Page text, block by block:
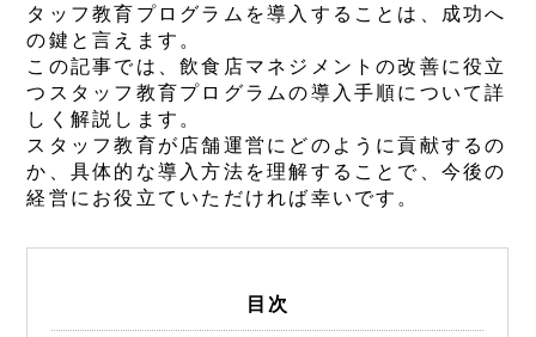
タッフ教育プログラムを導入することは、成功へ
の鍵と言えます。
この記事では、飲食店マネジメントの改善に役立
つスタッフ教育プログラムの導入手順について詳
しく解説します。
スタッフ教育が店舗運営にどのように貢献するの
か、具体的な導入方法を理解することで、今後の
経営にお役立ていただければ幸いです。
目次